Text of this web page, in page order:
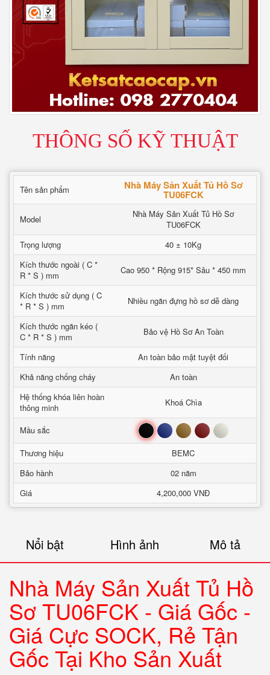
THÔNG SỐ KỸ THUẬT
Tên sản phẩm Nhà Máy Sản Xuất Tủ Hồ Sơ
TU06FCK
Model
Nhà Máy Sản Xuất Tủ Hồ Sơ
TU06FCK
Trọng lượng
40 ± 10Kg
Kích thước ngoài ( C *
R * S ) mm
Cao 950 * Rộng 915* Sâu * 450 mm
Kích thước sử dụng ( C
* R * S ) mm
Nhiều ngăn đựng hồ sơ dễ dàng
Kích thước ngăn kéo (
C * R * S ) mm
Bảo vệ Hồ Sơ An Toàn
Tính năng
An toàn bảo mật tuyệt đối
Khả năng chống cháy
An toàn
Hệ thống khóa liên hoàn
thông minh
Khoá Chìa
Mầu sắc Đen Xanh Nâu Đỏ Trắng
Thương hiệu
BEMC
Bảo hành
02 năm
Giá
4,200,000 VNĐ
Nổi bật Hình ảnh Mô tả
Nhà Máy Sản Xuất Tủ Hồ
Sơ TU06FCK - Giá Gốc -
Giá Cực SOCK, Rẻ Tận
Gốc Tại Kho Sản Xuất